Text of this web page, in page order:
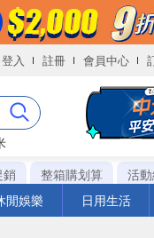
登入 註冊 會員中心
銷
整箱購划算 活
閒娛樂
日用生活